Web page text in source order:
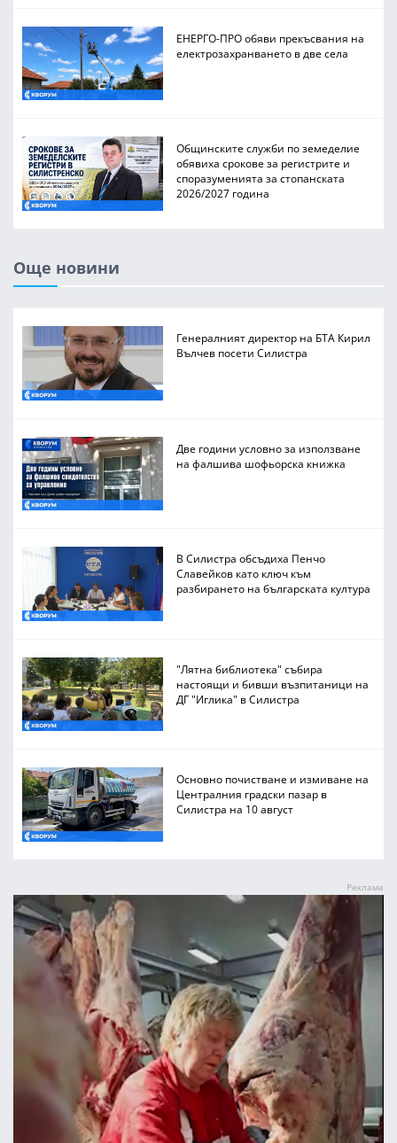
ЕНЕРГО-ПРО обяви прекъсвания на
електрозахранването в две села
Общинските служби по земеделие
обявиха срокове за регистрите и
споразуменията за стопанската
2026/2027 година
Още новини
Генералният директор на БТА Кирил
Вълчев посети Силистра
Две години условно за използване
на фалшива шофьорска книжка
В Силистра обсъдиха Пенчо
Славейков като ключ към
разбирането на българската култура
"Лятна библиотека" събира
настоящи и бивши възпитаници на
ДГ "Иглика" в Силистра
Основно почистване и измиване на
Централния градски пазар в
Силистра на 10 август